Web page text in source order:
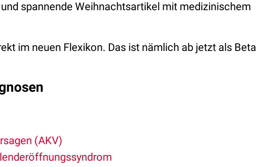
spannende Weihnachtsartikel mit medizinischem
im neuen Flexikon. Das ist nämlich ab jetzt als Beta
(AKV)